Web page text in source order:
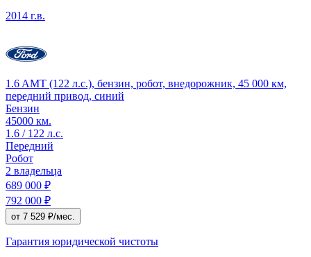
2014 г.в.
1.6 AMT (122 л.с.), бензин, робот, внедорожник, 45 000 км,
передний привод, синий
Бензин
45000 км.
1.6 / 122 л.с.
Передний
Робот
2 владельца
689 000 ₽
792 000 ₽
от 7 529 ₽/мес.
Гарантия юридической чистоты